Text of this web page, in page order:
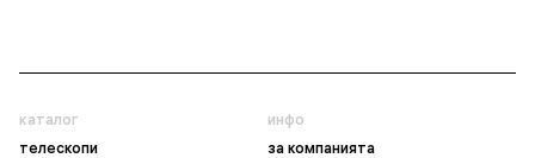
каталог
телескопи
инфо
за компанията